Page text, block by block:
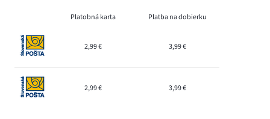
Platobná karta Platba na dobierku
2,99 € 3,99 €
2,99 € 3,99 €